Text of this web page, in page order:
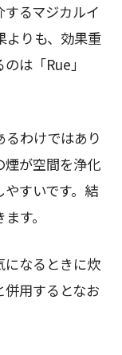
るマジカルイ
よりも、効果重
は「Rue」
るわけではあり
煙が空間を浄化
すいです。結
す。
になるときに炊
併用するとなお